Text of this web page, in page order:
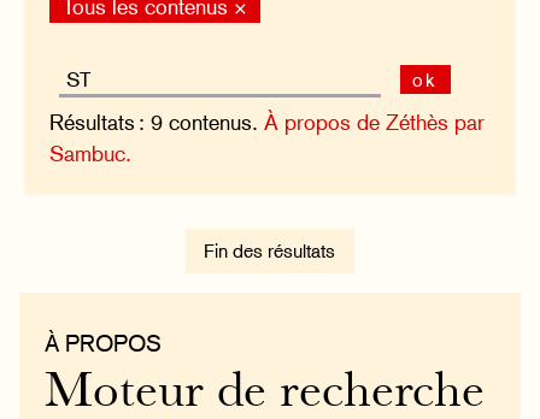
Tous les contenus ×
ok
Résultats : 9 contenus.À propos de Zéthès par
Sambuc.
Fin des résultats
À PROPOS
Moteur de recherche